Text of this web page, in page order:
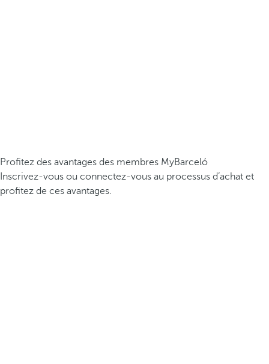
Profitez des avantages des membres MyBarceló
Inscrivez-vous ou connectez-vous au processus d’achat et
profitez de ces avantages.